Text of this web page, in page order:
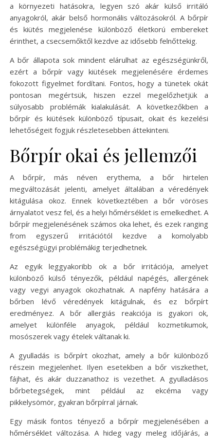
a környezeti hatásokra, legyen szó akár külső irritáló
anyagokról, akár belső hormonális változásokról. A bőrpír
és kiütés megjelenése különböző életkorú embereket
érinthet, a csecsemőktől kezdve az idősebb felnőttekig.
A bőr állapota sok mindent elárulhat az egészségünkről,
ezért a bőrpír vagy kiütések megjelenésére érdemes
fokozott figyelmet fordítani. Fontos, hogy a tünetek okát
pontosan megértsük, hiszen ezzel megelőzhetjük a
súlyosabb problémák kialakulását. A következőkben a
bőrpír és kiütések különböző típusait, okait és kezelési
lehetőségeit fogjuk részletesebben áttekinteni.
Bőrpír okai és jellemzői
A bőrpír, más néven erythema, a bőr hirtelen
megváltozását jelenti, amelyet általában a véredények
kitágulása okoz. Ennek következtében a bőr vöröses
árnyalatot vesz fel, és a helyi hőmérséklet is emelkedhet. A
bőrpír megjelenésének számos oka lehet, és ezek ranging
from egyszerű irritációtól kezdve a komolyabb
egészségügyi problémákig terjedhetnek.
Az egyik leggyakoribb ok a bőr irritációja, amelyet
különböző külső tényezők, például napégés, allergének
vagy vegyi anyagok okozhatnak. A napfény hatására a
bőrben lévő véredények kitágulnak, és ez bőrpírt
eredményez. A bőr allergiás reakciója is gyakori ok,
amelyet különféle anyagok, például kozmetikumok,
mosószerek vagy ételek váltanak ki.
A gyulladás is bőrpírt okozhat, amely a bőr különböző
részein megjelenhet. Ilyen esetekben a bőr viszkethet,
fájhat, és akár duzzanathoz is vezethet. A gyulladásos
bőrbetegségek, mint például az ekcéma vagy
pikkelysömör, gyakran bőrpírral járnak.
Egy másik fontos tényező a bőrpír megjelenésében a
hőmérséklet változása. A hideg vagy meleg időjárás, a